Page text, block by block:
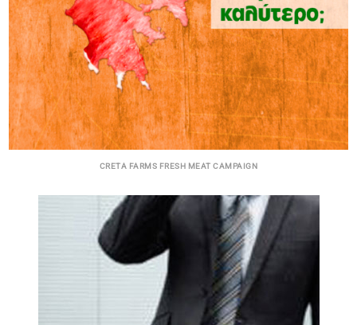
CRETA FARMS FRESH MEAT CAMPAIGN